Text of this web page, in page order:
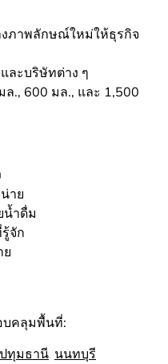
ภาพลักษณ์ใหม่ให้ธุรกิจ
ละบริษัทต่าง ๆ
., 600 มล., และ 1,500
าย
น้ำดื่ม
จัก
ย
บคลุมพื้นที่:
ปทุมธานี นนทบุรี